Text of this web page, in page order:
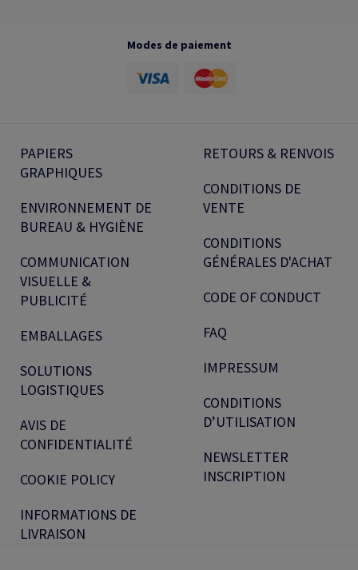
Modes de paiement
PAPIERS
GRAPHIQUES
ENVIRONNEMENT DE
BUREAU & HYGIÈNE
COMMUNICATION
VISUELLE &
PUBLICITÉ
EMBALLAGES
SOLUTIONS
LOGISTIQUES
AVIS DE
CONFIDENTIALITÉ
COOKIE POLICY
INFORMATIONS DE
LIVRAISON
RETOURS & RENVOIS
CONDITIONS DE
VENTE
CONDITIONS
GÉNÉRALES D'ACHAT
CODE OF CONDUCT
FAQ
IMPRESSUM
CONDITIONS
D’UTILISATION
NEWSLETTER
INSCRIPTION